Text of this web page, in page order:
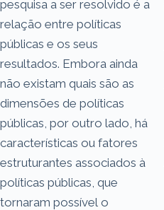
pesquisa a ser resolvido é a
relação entre políticas
públicas e os seus
resultados. Embora ainda
não existam quais são as
dimensões de políticas
públicas, por outro lado, há
características ou fatores
estruturantes associados à
políticas públicas, que
tornaram possível o